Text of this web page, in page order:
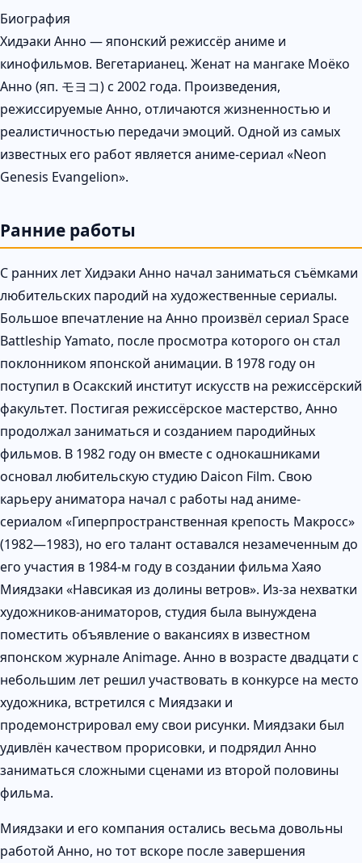
Биография
Хидэаки Анно — японский режиссёр аниме и
кинофильмов. Вегетарианец. Женат на мангаке Моёко
Анно (яп. モヨコ) с 2002 года. Произведения,
режиссируемые Анно, отличаются жизненностью и
реалистичностью передачи эмоций. Одной из самых
известных его работ является аниме-сериал «Neon
Genesis Evangelion».
Ранние работы
С ранних лет Хидэаки Анно начал заниматься съёмками
любительских пародий на художественные сериалы.
Большое впечатление на Анно произвёл сериал Space
Battleship Yamato, после просмотра которого он стал
поклонником японской анимации. В 1978 году он
поступил в Осакский институт искусств на режиссёрский
факультет. Постигая режиссёрское мастерство, Анно
продолжал заниматься и созданием пародийных
фильмов. В 1982 году он вместе с однокашниками
основал любительскую студию Daicon Film. Свою
карьеру аниматора начал с работы над аниме-
сериалом «Гиперпространственная крепость Макросс»
(1982—1983), но его талант оставался незамеченным до
его участия в 1984-м году в создании фильма Хаяо
Миядзаки «Навсикая из долины ветров». Из-за нехватки
художников-аниматоров, студия была вынуждена
поместить объявление о вакансиях в известном
японском журнале Animage. Анно в возрасте двадцати с
небольшим лет решил участвовать в конкурсе на место
художника, встретился с Миядзаки и
продемонстрировал ему свои рисунки. Миядзаки был
удивлён качеством прорисовки, и подрядил Анно
заниматься сложными сценами из второй половины
фильма.
Миядзаки и его компания остались весьма довольны
работой Анно, но тот вскоре после завершения